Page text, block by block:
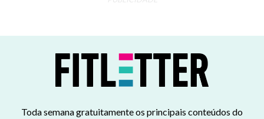
Toda semana gratuitamente os principais conteúdos do